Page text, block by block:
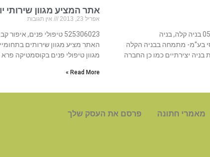
9304447 – 03 050-5202130 בניה קלה, בניה
בע”מ- מתמחה בבניה הקלה
בניה יצירתיים כמו כן החברה
אתר המציע מגוון שירותי
אפריל 23, 2013 אין תגובות
525306023 טיפולי פנים,
האתר מציע מגוון שירותים
מגוון טיפולי פנים בקוסמטיקה
Read More »
מאמרי חתונה פרסם את העסק שלך